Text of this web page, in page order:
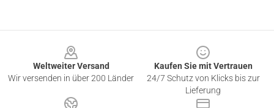
Weltweiter Versand
Wir versenden in über 200 Länder
Kaufen Sie mit Vertrauen
24/7 Schutz von Klicks bis zur
Lieferung